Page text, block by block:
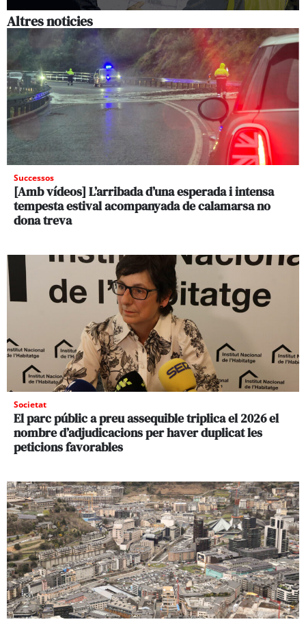
Altres noticies
Successos
[Amb vídeos] L’arribada d’una esperada i intensa
tempesta estival acompanyada de calamarsa no
dona treva
Societat
El parc públic a preu assequible triplica el 2026 el
nombre d’adjudicacions per haver duplicat les
peticions favorables